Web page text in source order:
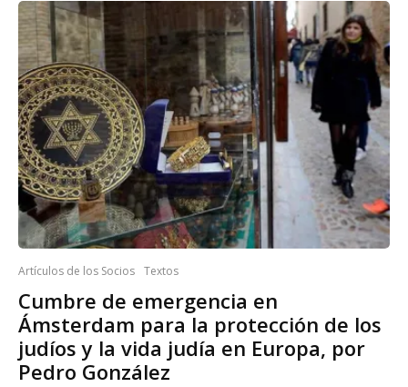
Artículos de los Socios Textos
Cumbre de emergencia en
Ámsterdam para la protección de los
judíos y la vida judía en Europa, por
Pedro González